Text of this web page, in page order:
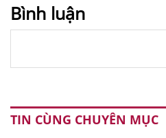
Bình luận
TIN CÙNG CHUYÊN MỤC